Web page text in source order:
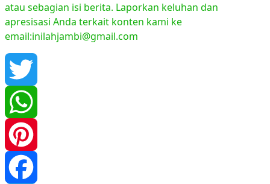
atau sebagian isi berita. Laporkan keluhan dan
apresisasi Anda terkait konten kami ke
email:inilahjambi@gmail.com
Twitter
WhatsApp
Pinterest